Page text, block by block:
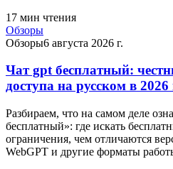
17 мин чтения
Обзоры
Обзоры6 августа 2026 г.
Чат gpt бесплатный:
доступа на русском в 2026
Разбираем, что на самом деле
бесплатный»: где искать
ограничения, чем отличаются
WebGPT и другие форматы